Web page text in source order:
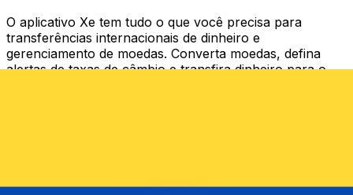
O aplicativo Xe tem tudo o que você precisa para
transferências internacionais de dinheiro e
gerenciamento de moedas. Converta moedas, defina
alertas de taxas de câmbio e transfira dinheiro para o